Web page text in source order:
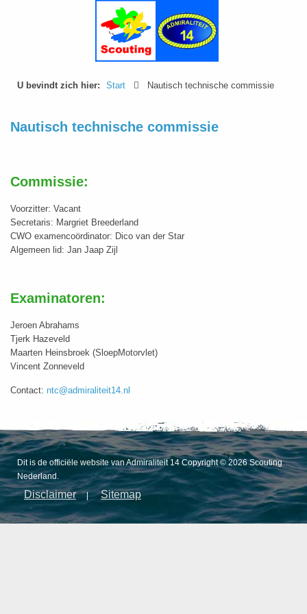
U bevindt zich hier: Start Nautisch technische commissie
Nautisch technische commissie
Commissie:
Voorzitter: Vacant
Secretaris: Margriet Breederland
CWO examencoördinator: Dico van der Star
Algemeen lid: Jan Jaap Zijl
Examinatoren:
Jeroen Abrahams
Tjerk Hazeveld
Maarten Heinsbroek (SloepMotorvlet)
Vincent Zonneveld
Contact: ntc@admiraliteit14.nl
Dit is de officiële website van Admiraliteit 14 Copyright © 2026 Scouting
Nederland.
Disclaimer | Sitemap